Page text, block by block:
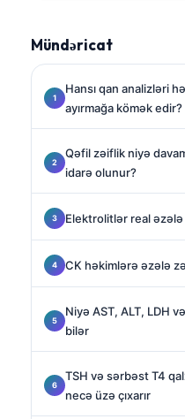
Mündəricat
Hansı qan analizləri
ayırmağa kömək edir?
Qəfil zəiflik niyə
idarə olunur?
Elektrolitlər real
CK həkimlərə əzələ
Niyə AST, ALT, LDH
bilər
TSH və sərbəst T4
necə üzə çıxarır